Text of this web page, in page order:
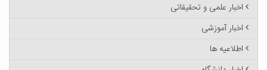
اخبار علمی و تحقیقاتی
اخبار آموزشی
اطلاعیه ها